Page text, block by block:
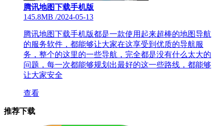
腾讯地图下载手机版
145.8MB /2024-05-13
腾讯地图下载手机版都是一款使用起来超棒的地图导航
的服务软件，都能够让大家在这享受到优质的导航服
务，整个的这里的一些导航，完全都是没有什么太大的
问题，每一次都能够规划出最好的这一些路线，都能够
让大家安全
查看
推荐下载